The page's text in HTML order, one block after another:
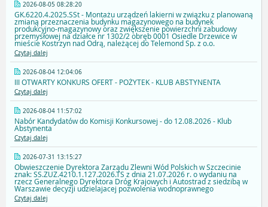
2026-08-05 08:28:20
GK.6220.4.2025.SSt - Montażu urządzeń lakierni w związku z planowaną
zmianą przeznaczenia budynku magazynowego na budynek
produkcyjno-magazynowy oraz zwiększenie powierzchni zabudowy
przemysłowej na działce nr 1302/2 obręb 0001 Osiedle Drzewice w
mieście Kostrzyn nad Odrą, należącej do Telemond Sp. z o.o.
Czytaj dalej
2026-08-04 12:04:06
III OTWARTY KONKURS OFERT - POŻYTEK - KLUB ABSTYNENTA
Czytaj dalej
2026-08-04 11:57:02
Nabór Kandydatów do Komisji Konkursowej - do 12.08.2026 - Klub
Abstynenta
Czytaj dalej
2026-07-31 13:15:27
Obwieszczenie Dyrektora Zarządu Zlewni Wód Polskich w Szczecinie
znak: SS.ZUZ.4210.1.127.2026.TS z dnia 21.07.2026 r. o wydaniu na
rzecz Generalnego Dyrektora Dróg Krajowych i Autostrad z siedzibą w
Warszawie decyzji udzielajacej pozwolenia wodnoprawnego
Czytaj dalej